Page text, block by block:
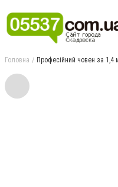
Головна Професійний човен за 1,4